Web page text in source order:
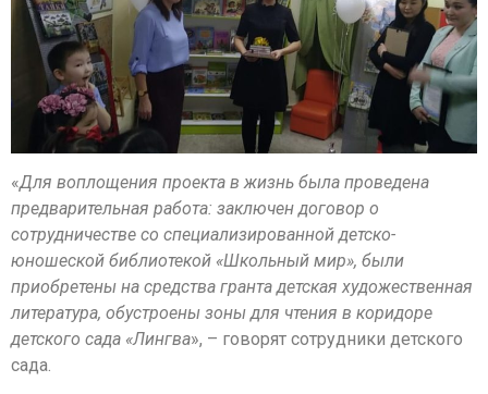
«Для воплощения проекта в жизнь была проведена
предварительная работа: заключен договор о
сотрудничестве со специализированной детско-
юношеской библиотекой «Школьный мир», были
приобретены на средства гранта детская художественная
литература, обустроены зоны для чтения в коридоре
детского сада «Лингва», – говорят сотрудники детского
сада.